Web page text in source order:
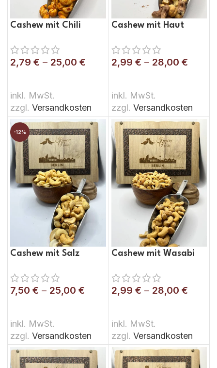
Cashew mit Chili
2,79 € – 25,00 €
inkl. MwSt.
zzgl. Versandkosten
Cashew mit Haut
2,99 € – 28,00 €
inkl. MwSt.
zzgl. Versandkosten
-12%
Cashew mit Salz
7,50 € – 25,00 €
inkl. MwSt.
zzgl. Versandkosten
Cashew mit Wasabi
2,99 € – 28,00 €
inkl. MwSt.
zzgl. Versandkosten